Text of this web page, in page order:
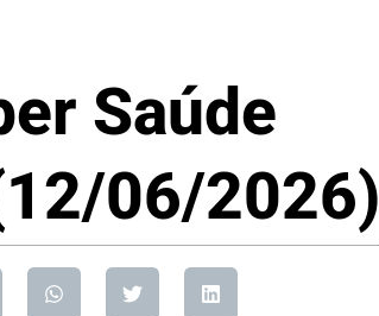
Saúde
06/2026)